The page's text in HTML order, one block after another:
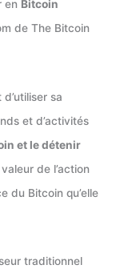
en Bitcoin
de The Bitcoin
sa
et d’activités
et le détenir
de l’action
du Bitcoin qu’elle
traditionnel